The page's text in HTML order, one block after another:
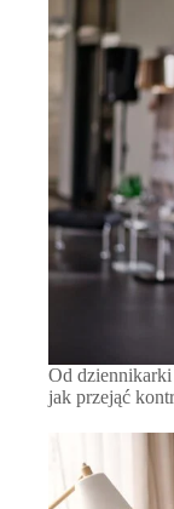
Od
jak przejąć